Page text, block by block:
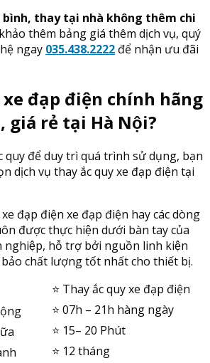
thay tại nhà không thêm chi
thêm bảng giá thêm dịch vụ, quý
ngay 035.438.2222 để nhận ưu đãi
xe đạp điện chính hãng
giá rẻ tại Hà Nội?
quy để duy trì quá trình sử dụng, bạn
dịch vụ thay ắc quy xe đạp điện tại
đạp điện xe đạp điện hay các dòng
được thực hiện dưới bàn tay của
nghiệp, hỗ trợ bởi nguồn linh kiện
chất lượng tốt nhất cho thiết bị.
⭐️ Thay ắc quy xe đạp điện
⭐️ 07h – 21h hàng ngày
⭐️ 15– 20 Phút
⭐️ 12 tháng